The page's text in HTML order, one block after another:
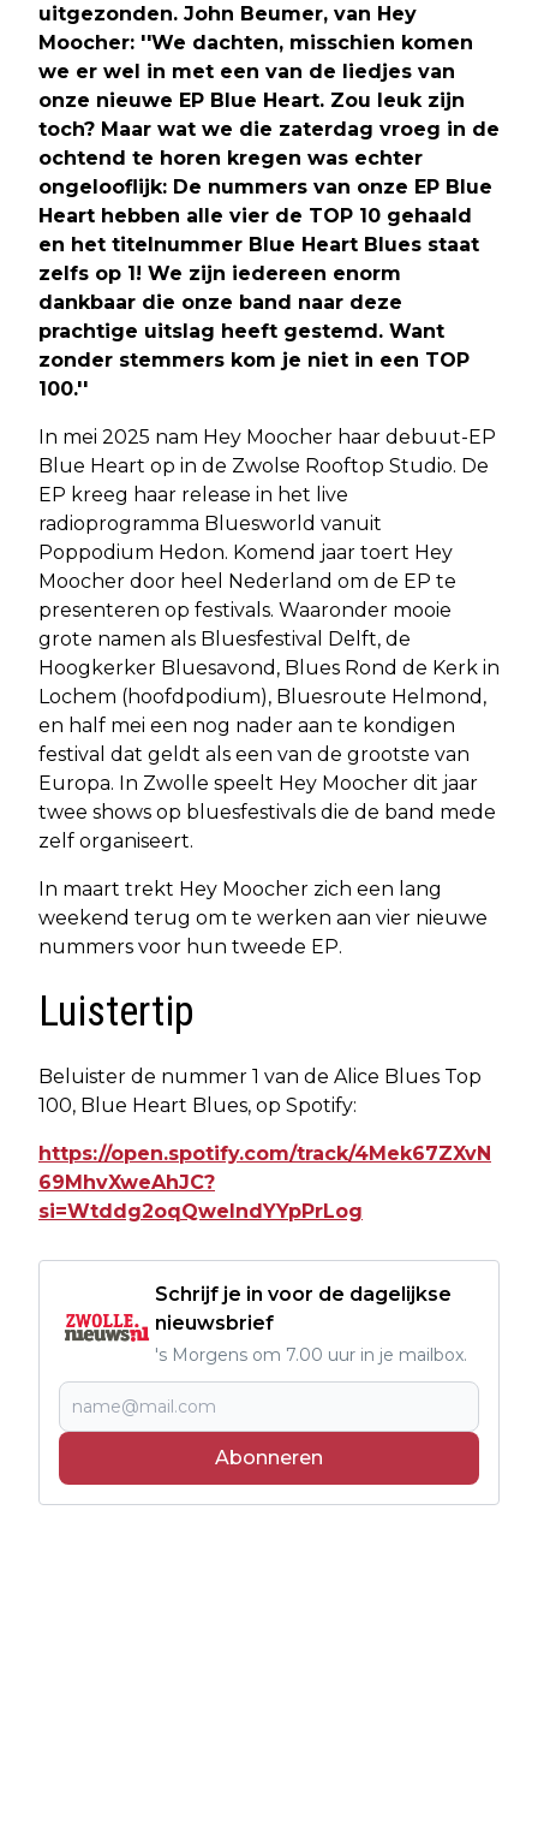
uitgezonden. John Beumer, van Hey
Moocher: ''We dachten, misschien komen
we er wel in met een van de liedjes van
onze nieuwe EP Blue Heart. Zou leuk zijn
toch? Maar wat we die zaterdag vroeg in de
ochtend te horen kregen was echter
ongelooflijk: De nummers van onze EP Blue
Heart hebben alle vier de TOP 10 gehaald
en het titelnummer Blue Heart Blues staat
zelfs op 1! We zijn iedereen enorm
dankbaar die onze band naar deze
prachtige uitslag heeft gestemd. Want
zonder stemmers kom je niet in een TOP
100.''
In mei 2025 nam Hey Moocher haar debuut-EP
Blue Heart op in de Zwolse Rooftop Studio. De
EP kreeg haar release in het live
radioprogramma Bluesworld vanuit
Poppodium Hedon. Komend jaar toert Hey
Moocher door heel Nederland om de EP te
presenteren op festivals. Waaronder mooie
grote namen als Bluesfestival Delft, de
Hoogkerker Bluesavond, Blues Rond de Kerk in
Lochem (hoofdpodium), Bluesroute Helmond,
en half mei een nog nader aan te kondigen
festival dat geldt als een van de grootste van
Europa. In Zwolle speelt Hey Moocher dit jaar
twee shows op bluesfestivals die de band mede
zelf organiseert.
In maart trekt Hey Moocher zich een lang
weekend terug om te werken aan vier nieuwe
nummers voor hun tweede EP.
Luistertip
Beluister de nummer 1 van de Alice Blues Top
100, Blue Heart Blues, op Spotify:
https://open.spotify.com/track/4Mek67ZXvN
69MhvXweAhJC?
si=Wtddg2oqQwelndYYpPrLog
Schrijf je in voor de dagelijkse
nieuwsbrief
's Morgens om 7.00 uur in je mailbox.
Abonneren